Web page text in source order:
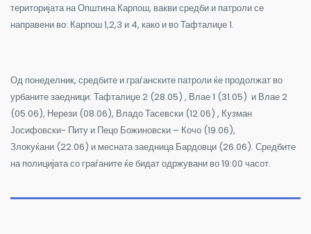
територијата на Општина Карпош, вакви средби и патроли се
направени во: Карпош 1,2,3 и 4, како и во Тафталиџе 1.
Од понеделник, средбите и граѓанските патроли ќе продолжат во
урбаните заедници: Тафталиџе 2 (28.05) , Влае 1 (31.05) и Влае 2
(05.06), Нерези (08.06), Владо Тасевски (12.06) , Кузман
Јосифовски- Питу и Пецо Божиновски – Кочо (19.06),
Злокуќани (22.06) и месната заедница Бардовци (26.06). Средбите
на полицијата со граѓаните ќе бидат одржувани во 19:00 часот.